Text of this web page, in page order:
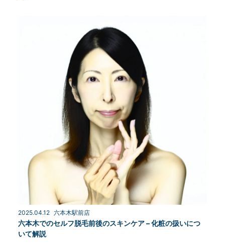
2025.04.12 六本木駅前店
六本木でのセルフ脱毛前後のスキンケア – 化粧の扱いにつ
いて解説